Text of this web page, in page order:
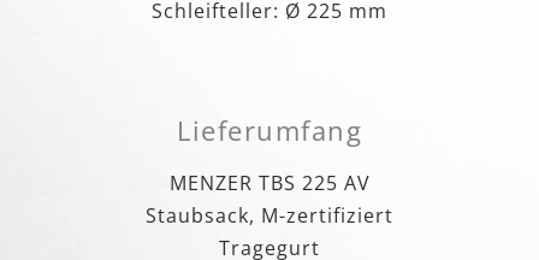
Schleifteller: Ø 225 mm
Lieferumfang
MENZER TBS 225 AV
Staubsack, M-zertifiziert
Tragegurt